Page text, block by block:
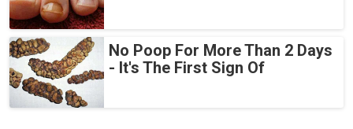
No Poop For More Than 2 Days
- It's The First Sign Of